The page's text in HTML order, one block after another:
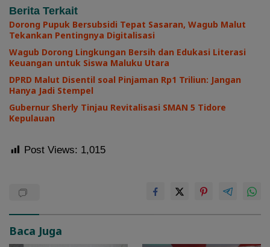
Berita Terkait
Dorong Pupuk Bersubsidi Tepat Sasaran, Wagub Malut
Tekankan Pentingnya Digitalisasi
Wagub Dorong Lingkungan Bersih dan Edukasi Literasi
Keuangan untuk Siswa Maluku Utara
DPRD Malut Disentil soal Pinjaman Rp1 Triliun: Jangan
Hanya Jadi Stempel
Gubernur Sherly Tinjau Revitalisasi SMAN 5 Tidore
Kepulauan
Post Views: 1,015
Baca Juga